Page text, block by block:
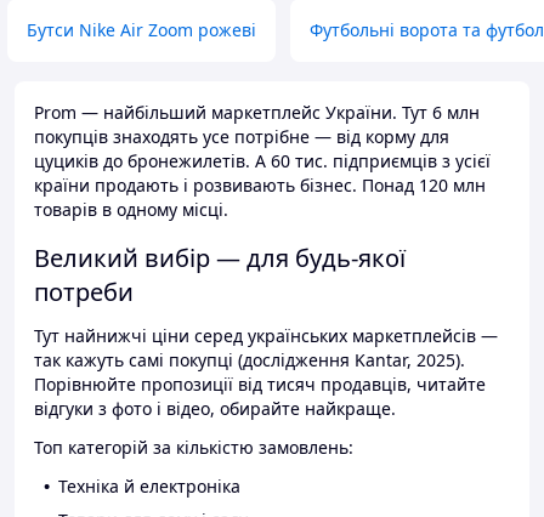
Бутси Nike Air Zoom рожеві Футбольні ворота та
Prom — найбільший маркетплейс України. Тут 6 млн
покупців знаходять усе потрібне — від корму для
цуциків до бронежилетів. А 60 тис. підприємців з усієї
країни продають і розвивають бізнес. Понад 120 млн
товарів в одному місці.
Великий вибір — для будь-якої
потреби
Тут найнижчі ціни серед українських маркетплейсів —
так кажуть самі покупці (дослідження Kantar, 2025).
Порівнюйте пропозиції від тисяч продавців, читайте
відгуки з фото і відео, обирайте найкраще.
Топ категорій за кількістю замовлень:
Техніка й електроніка